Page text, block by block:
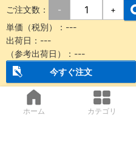
ご注文数： - +
単価（税別）： ---
出荷日： ---
（参考出荷日）： ---
今すぐ注文
ホーム カテゴリ